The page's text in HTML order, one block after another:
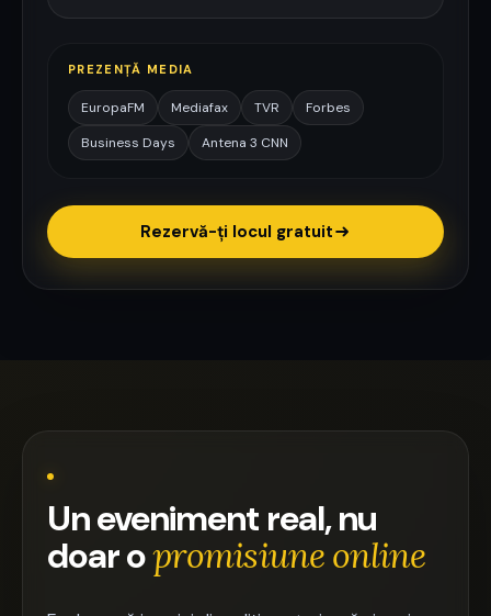
PREZENȚĂ MEDIA
EuropaFM Mediafax TVR
Forbes
Business Days
Antena 3 CNN
Rezervă-ți locul gratuit
Un eveniment real, nu
doar opromisiune online